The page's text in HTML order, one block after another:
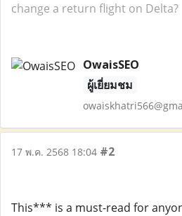
change a return flight on Delta?
OwaisSEO
ผู้เยี่ยมชม
17 พ.ค. 2568 18:04 #2
This*** is a must-read for